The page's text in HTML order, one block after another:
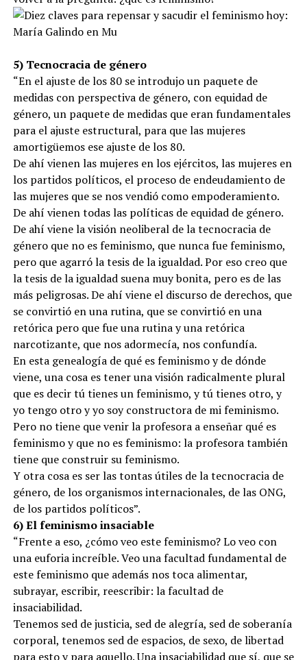
5) Tecnocracia de género
“En el ajuste de los 80 se introdujo un paquete de
medidas con perspectiva de género, con equidad de
género, un paquete de medidas que eran fundamentales
para el ajuste estructural, para que las mujeres
amortigüemos ese ajuste de los 80.
De ahí vienen las mujeres en los ejércitos, las mujeres en
los partidos políticos, el proceso de endeudamiento de
las mujeres que se nos vendió como empoderamiento.
De ahí vienen todas las políticas de equidad de género.
De ahí viene la visión neoliberal de la tecnocracia de
género que no es feminismo, que nunca fue feminismo,
pero que agarró la tesis de la igualdad. Por eso creo que
la tesis de la igualdad suena muy bonita, pero es de las
más peligrosas. De ahí viene el discurso de derechos, que
se convirtió en una rutina, que se convirtió en una
retórica pero que fue una rutina y una retórica
narcotizante, que nos adormecía, nos confundía.
En esta genealogía de qué es feminismo y de dónde
viene, una cosa es tener una visión radicalmente plural
que es decir tú tienes un feminismo, y tú tienes otro, y
yo tengo otro y yo soy constructora de mi feminismo.
Pero no tiene que venir la profesora a enseñar qué es
feminismo y que no es feminismo: la profesora también
tiene que construir su feminismo.
Y otra cosa es ser las tontas útiles de la tecnocracia de
género, de los organismos internacionales, de las ONG,
de los partidos políticos”.
6) El feminismo insaciable
“Frente a eso, ¿cómo veo este feminismo? Lo veo con
una euforia increíble. Veo una facultad fundamental de
este feminismo que además nos toca alimentar,
subrayar, escribir, reescribir: la facultad de
insaciabilidad.
Tenemos sed de justicia, sed de alegría, sed de soberanía
corporal, tenemos sed de espacios, de sexo, de libertad
para esto y para aquello. Una insaciabilidad que sí, que se